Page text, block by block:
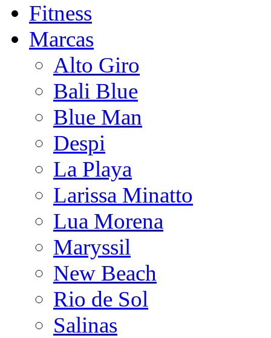
Fitness
Marcas
Alto Giro
Bali Blue
Blue Man
Despi
La Playa
Larissa Minatto
Lua Morena
Maryssil
New Beach
Rio de Sol
Salinas